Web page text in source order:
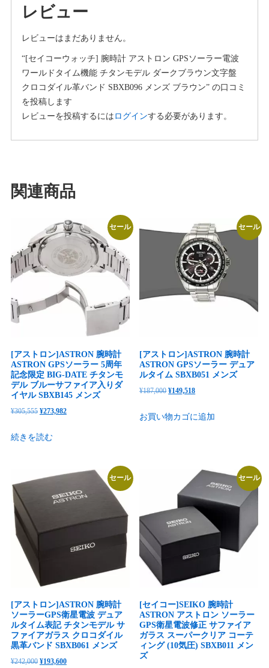
レビュー
レビューはまだありません。
“[セイコーウォッチ] 腕時計 アストロン GPSソーラー電波
ワールドタイム機能 チタンモデル ダークブラウン文字盤
クロコダイル革バンド SBXB096 メンズ ブラウン” の口コミ
を投稿します
レビューを投稿するには ログインする必要があります。
関連商品
セール
[アストロン]ASTRON 腕時計
ASTRON GPSソーラー 5周年
記念限定 BIG-DATE チタンモ
デル ブルーサファイア入りダ
イヤル SBXB145 メンズ
¥305,555 元
価
¥273,982現
¥273,982
す。
続きを読む
セール
[アストロン]ASTRON 腕時計
ASTRON GPSソーラー デュア
ルタイム SBXB051 メンズ
¥187,000 元
価
た。
¥149,518現
の
¥149,518
す。
お買い物カゴに追加
セール
[アストロン]ASTRON 腕時計
ソーラーGPS衛星電波 デュア
ルタイム表記 チタンモデル サ
ファイアガラス クロコダイル
黒革バンド SBXB061 メンズ
¥242,000 元
¥193,600現
セール
[セイコー]SEIKO 腕時計
ASTRON アストロン ソーラー
GPS衛星電波修正 サファイア
ガラス スーパークリア コーテ
ィング (10気圧) SBXB011 メン
ズ